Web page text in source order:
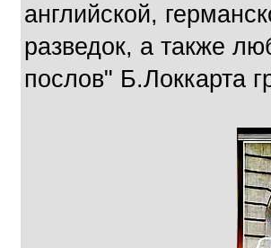
английской,
разведок, а также
послов" Б.Локкарта